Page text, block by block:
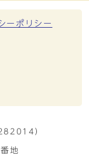
ーポリシー
）
地